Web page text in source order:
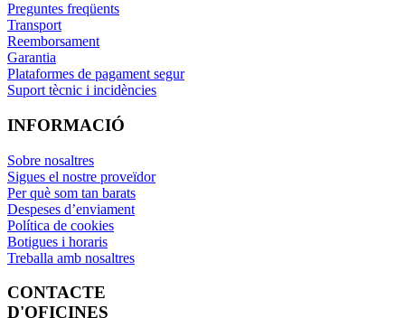
Preguntes freqüents
Transport
Reemborsament
Garantia
Plataformes de pagament segur
Suport tècnic i incidències
INFORMACIÓ
Sobre nosaltres
Sigues el nostre proveïdor
Per què som tan barats
Despeses d’enviament
Política de cookies
Botigues i horaris
Treballa amb nosaltres
CONTACTE
D'OFICINES